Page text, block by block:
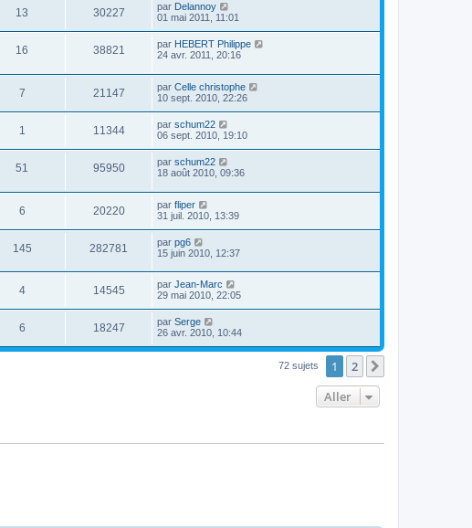
13 30227 par Delannoy
01 mai 2011, 11:01
16 38821 par HEBERT Philippe
24 avr. 2011, 20:16
7 21147 par Celle christophe
10 sept. 2010, 22:26
1 11344 par schum22
06 sept. 2010, 19:10
51 95950 par schum22
18 août 2010, 09:36
6 20220 par fliper
31 juil. 2010, 13:39
145 282781 par pg6
15 juin 2010, 12:37
4 14545 par Jean-Marc
29 mai 2010, 22:05
6 18247 par Serge
26 avr. 2010, 10:44
72 sujets 1 2
Aller